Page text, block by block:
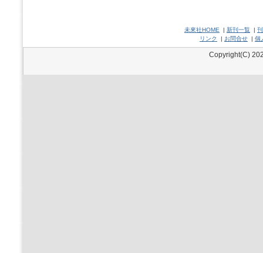
未來社HOME | 新刊一覧 |
リンク
| お問合せ | 個
Copyright(C)